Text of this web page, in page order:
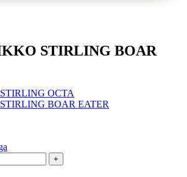
STIRLING BOAR
OCTA
BOAR EATER
+